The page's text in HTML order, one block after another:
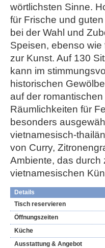
wörtlichsten Sinne.
für Frische und
bei der Wahl und
Speisen, ebenso wie
zur Kunst. Auf 130
kann im
historischen
auf der
Räumlichkeiten für
besonders
vietnamesisch-
von Curry,
Ambiente, das durch
vietnamesischen
Details
Tisch reservieren
Öffnungszeiten
Küche
Ausstattung & Angebot